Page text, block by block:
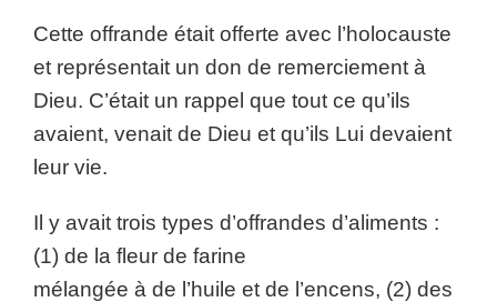
Cette offrande était offerte avec l’holocauste
et représentait un don de remerciement à
Dieu. C’était un rappel que tout ce qu’ils
avaient, venait de Dieu et qu’ils Lui devaient
leur vie.
Il y avait trois types d’offrandes d’aliments :
(1) de la fleur de farine
mélangée à de l’huile et de l’encens, (2) des